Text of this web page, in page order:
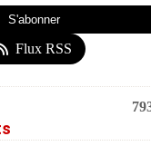
Flux RSS